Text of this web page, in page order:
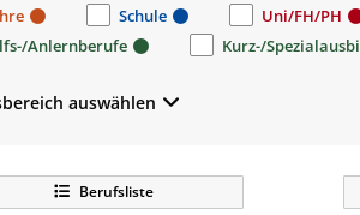
Schule
Uni/FH/PH
Anlernberufe
Kurz-/
auswählen
Berufsliste